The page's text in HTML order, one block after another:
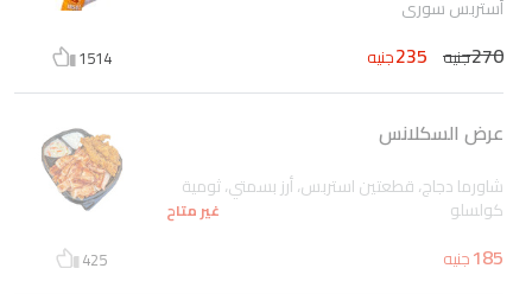
أستربس سوري
270جنيه 235جنيه 1514
عرض السكلانس
شاورما دجاج، قطعتين استربس، أرز بسمتي، ثومية
كولسلو غير متاح
185جنيه 425